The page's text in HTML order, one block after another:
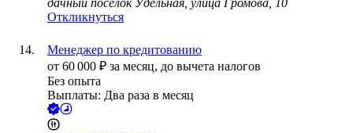
дачный посёлок Удельная, улица Громова, 10
Откликнуться
Менеджер по кредитованию
от 60 000 ₽ за месяц, до вычета налогов
Без опыта
Выплаты: Два раза в месяц